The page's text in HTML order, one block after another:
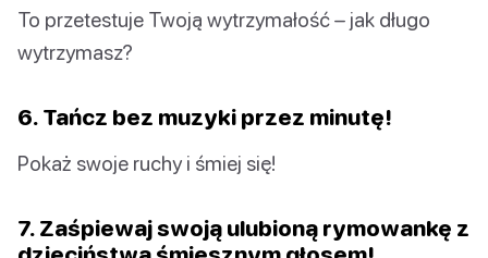
To przetestuje Twoją wytrzymałość – jak długo
wytrzymasz?
6. Tańcz bez muzyki przez minutę!
Pokaż swoje ruchy i śmiej się!
7. Zaśpiewaj swoją ulubioną rymowankę z